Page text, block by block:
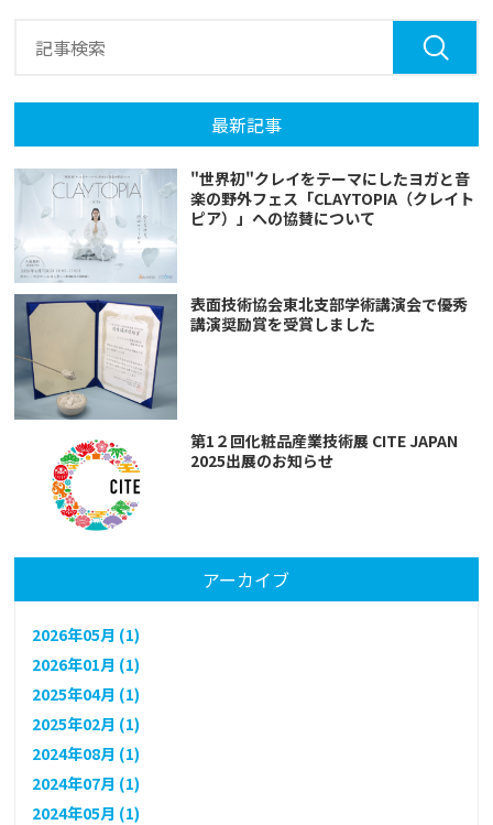
最新記事
"世界初"クレイをテーマにしたヨガと音
楽の野外フェス「CLAYTOPIA（クレイト
ピア）」への協賛について
表面技術協会東北支部学術講演会で優秀
講演奨励賞を受賞しました
第1２回化粧品産業技術展 CITE JAPAN
2025出展のお知らせ
アーカイブ
2026年05月 (1)
2026年01月 (1)
2025年04月 (1)
2025年02月 (1)
2024年08月 (1)
2024年07月 (1)
2024年05月 (1)